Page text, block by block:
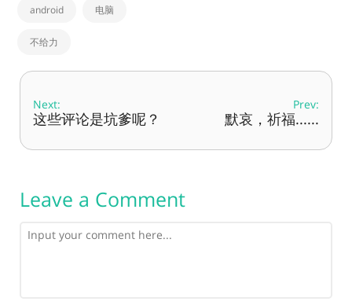
android 电脑
不给力
Next:
这些评论是坑爹呢？
Prev:
默哀，祈福......
Leave a Comment